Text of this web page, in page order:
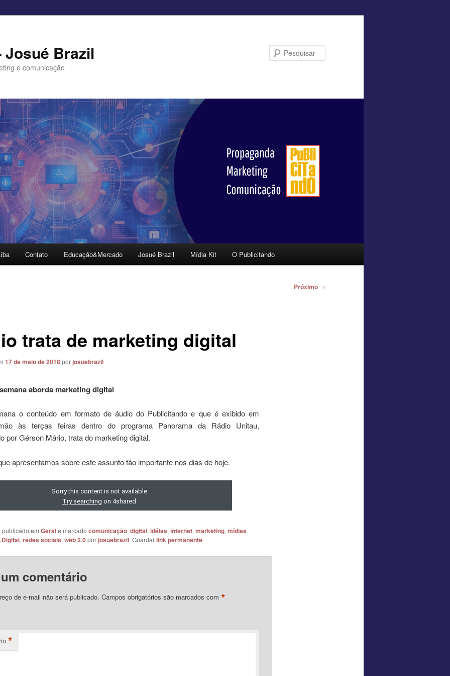
Josué Brazil
e comunicação
Contato Educação&Mercado Josué Brazil Mídia Kit O Publicitando
Próximo →
trata de marketing digital
17 de maio de 2018porjosuebrazil
aborda marketing digital
o conteúdo em formato de áudio do Publicitando e que é exibido em
às terças feiras dentro do programa Panorama da Rádio Unitau,
por Gérson Mário, trata do marketing digital.
apresentamos sobre este assunto tão importante nos dias de hoje.
publicado em Gerale marcado comunicação, digital, idéias, internet, marketing, mídias
, redes sociais, web 2.0porjosuebrazil. Guardarlink permanente.
comentário
de e-mail não será publicado. Campos obrigatórios são marcados com *
*